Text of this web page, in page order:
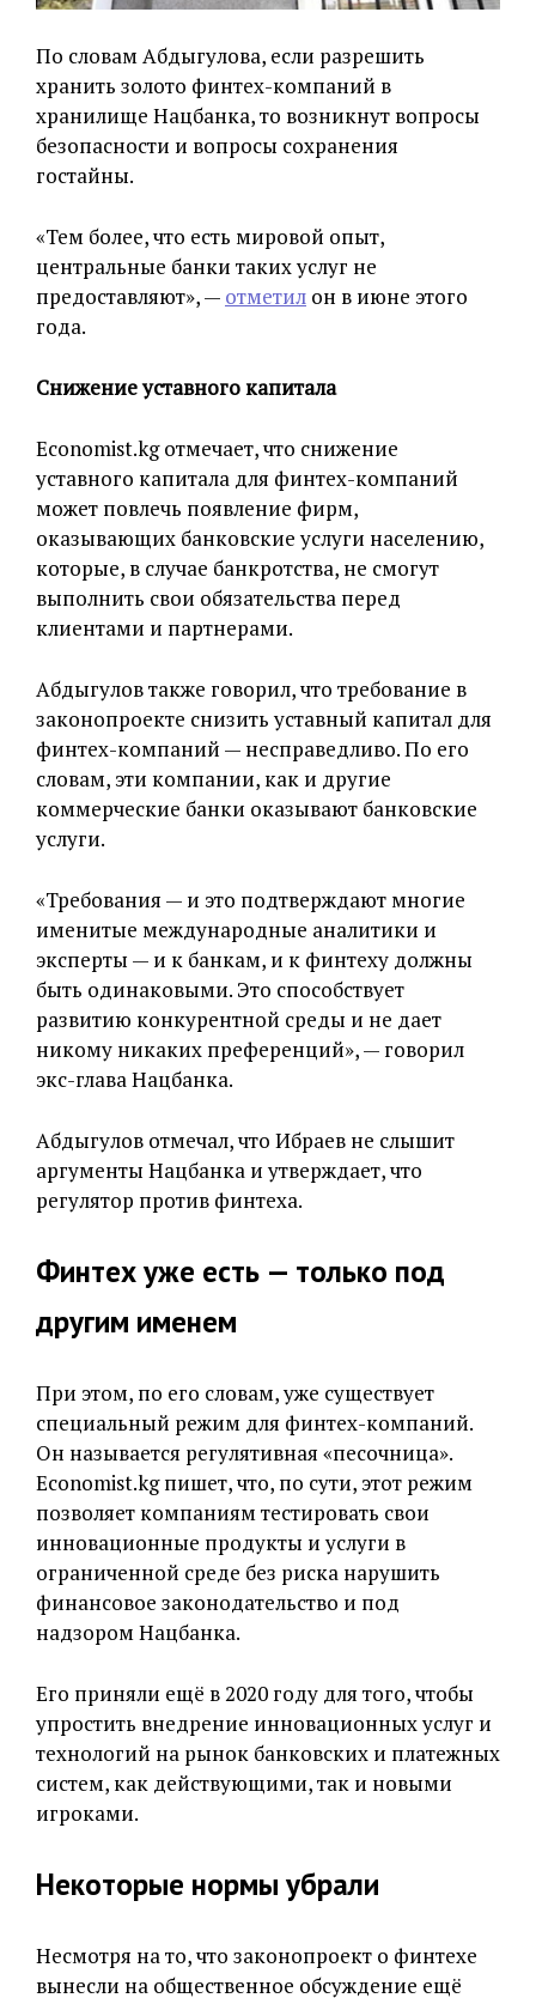
По словам Абдыгулова, если разрешить
хранить золото финтех-компаний в
хранилище Нацбанка, то возникнут вопросы
безопасности и вопросы сохранения
гостайны.
«Тем более, что есть мировой опыт,
центральные банки таких услуг не
предоставляют», — отметил он в июне этого
года.
Снижение уставного капитала
Economist.kg отмечает, что снижение
уставного капитала для финтех-компаний
может повлечь появление фирм,
оказывающих банковские услуги населению,
которые, в случае банкротства, не смогут
выполнить свои обязательства перед
клиентами и партнерами.
Абдыгулов также говорил, что требование в
законопроекте снизить уставный капитал для
финтех-компаний — несправедливо. По его
словам, эти компании, как и другие
коммерческие банки оказывают банковские
услуги.
«Требования — и это подтверждают многие
именитые международные аналитики и
эксперты — и к банкам, и к финтеху должны
быть одинаковыми. Это способствует
развитию конкурентной среды и не дает
никому никаких преференций», — говорил
экс-глава Нацбанка.
Абдыгулов отмечал, что Ибраев не слышит
аргументы Нацбанка и утверждает, что
регулятор против финтеха.
Финтех уже есть — только под
другим именем
При этом, по его словам, уже существует
специальный режим для финтех-компаний.
Он называется регулятивная «песочница».
Economist.kg пишет, что, по сути, этот режим
позволяет компаниям тестировать свои
инновационные продукты и услуги в
ограниченной среде без риска нарушить
финансовое законодательство и под
надзором Нацбанка.
Его приняли ещё в 2020 году для того, чтобы
упростить внедрение инновационных услуг и
технологий на рынок банковских и платежных
систем, как действующими, так и новыми
игроками.
Некоторые нормы убрали
Несмотря на то, что законопроект о финтехе
вынесли на общественное обсуждение ещё